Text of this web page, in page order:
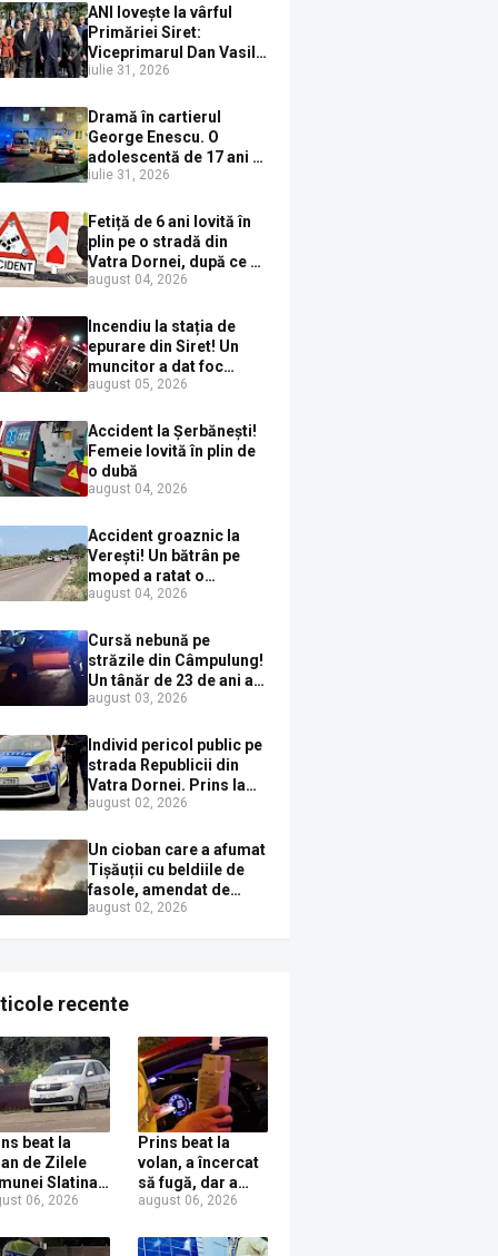
pregătește judecata
canonică
ANI lovește la vârful
Primăriei Siret:
Viceprimarul Dan Vasile
Sauciuc, declarat
cumul de funcții
iulie 31, 2026
Dramă în cartierul
George Enescu. O
adolescentă de 17 ani s-
a aruncat de la etajul 4
părinții, pe fondul
consumului de alcool în
exces la o petrecere
iulie 31, 2026
Fetiță de 6 ani lovită în
plin pe o stradă din
Vatra Dornei, după ce a
ieșit în fața mașinii prin
august 04, 2026
Incendiu la stația de
epurare din Siret! Un
muncitor a dat foc
pompelor de apă în timp
combustibil
august 05, 2026
Accident la Șerbănești!
Femeie lovită în plin de
o dubă
august 04, 2026
Accident groaznic la
Verești! Un bătrân pe
moped a ratat o
depășire și a ajuns sub
august 04, 2026
Cursă nebună pe
străzile din Câmpulung!
Un tânăr de 23 de ani a
fugit de poliție cu un
un gard de pe strada
Sirenei
august 03, 2026
Individ pericol public pe
strada Republicii din
Vatra Dornei. Prins la
volan cu mașina
plină zi
august 02, 2026
Un cioban care a afumat
Tișăuții cu beldiile de
fasole, amendat de
pompierii ISU Suceava
august 02, 2026
recente
beat la
de Zilele
Slatina!
localnic s-a
după ce a
06, 2026
Prins beat la
volan, a încercat
să fugă, dar a
fost prins de
Candrenilor.
august 06, 2026